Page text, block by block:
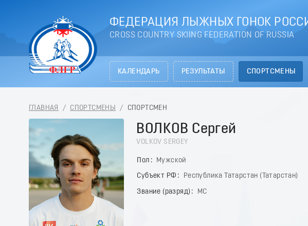
ФЕДЕРАЦИЯ ЛЫЖНЫХ ГОНОК
CROSS COUNTRY SKIING FEDERATION OF RUSSIA
КАЛЕНДАРЬ РЕЗУЛЬТАТЫ СПОРТСМЕНЫ
ГЛАВНАЯ / СПОРТСМЕНЫ / СПОРТСМЕН
ВОЛКОВ Сергей
VOLKOV SERGEY
Пол Мужской
Субъект РФ
Республика Татарстан (Татарстан)
Звание (разряд) МС